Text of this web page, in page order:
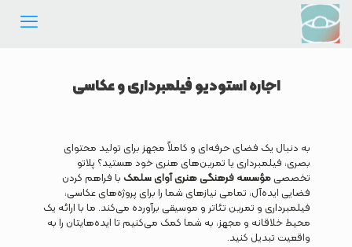
اجاره استودیو فیلمبرداری و عکاسی
به دنبال یک فضای حرفه‌ای و کاملاً مجهز برای تولید محتوای
بصری، فیلمبرداری یا تمرین‌های هنری خود هستید؟ پلاتو
تخصصیمؤسسه فرهنگی هنری آوای سلمک با فراهم کردن
فضایی ایده‌آل، تمامی نیازهای شما را برای پروژه‌های عکاسی،
فیلمبرداری و تمرین تئاتر و موسیقی برآورده می‌کند. ما با ارائه یک
محیط خلاقانه و مجهز، به شما کمک می‌کنیم تا ایده‌هایتان را به
واقعیت تبدیل کنید.